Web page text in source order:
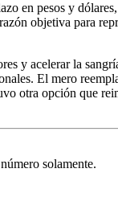
en pesos y
objetiva para
y acelerar la
El mero
otra opción que
solamente.